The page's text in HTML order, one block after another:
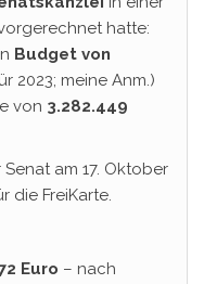
hatte:
Budget von
2023; meine Anm.)
von 3.282.449
am 17. Oktober
die FreiKarte.
Euro – nach